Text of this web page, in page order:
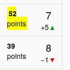
52
points
7
+5▲
39
points
8
−1 ▼